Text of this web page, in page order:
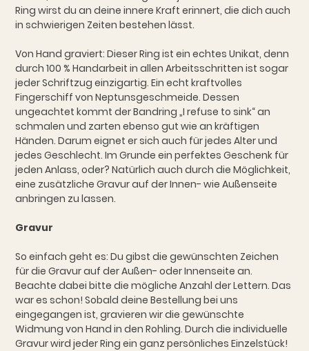
Ring wirst du an deine innere Kraft erinnert, die dich auch
in schwierigen Zeiten bestehen lässt.
Von Hand graviert: Dieser Ring ist ein echtes Unikat, denn
durch 100 % Handarbeit in allen Arbeitsschritten ist sogar
jeder Schriftzug einzigartig. Ein echt kraftvolles
Fingerschiff von Neptunsgeschmeide. Dessen
ungeachtet kommt der Bandring „I refuse to sink“ an
schmalen und zarten ebenso gut wie an kräftigen
Händen. Darum eignet er sich auch für jedes Alter und
jedes Geschlecht. Im Grunde ein perfektes Geschenk für
jeden Anlass, oder? Natürlich auch durch die Möglichkeit,
eine zusätzliche Gravur auf der Innen- wie Außenseite
anbringen zu lassen.
Gravur
So einfach geht es: Du gibst die gewünschten Zeichen
für die Gravur auf der Außen- oder Innenseite an.
Beachte dabei bitte die mögliche Anzahl der Lettern. Das
war es schon! Sobald deine Bestellung bei uns
eingegangen ist, gravieren wir die gewünschte
Widmung von Hand in den Rohling. Durch die individuelle
Gravur wird jeder Ring ein ganz persönliches Einzelstück!